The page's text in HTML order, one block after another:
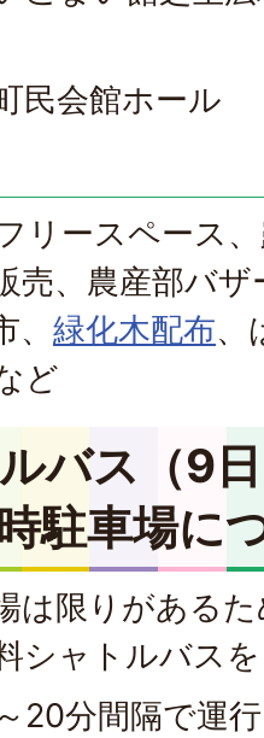
民会館ホール
リースペース
売、農産部バ
緑化木配布、
ど
バス（9
駐車場に
は限りがある
シャトルバス
20分間隔で運